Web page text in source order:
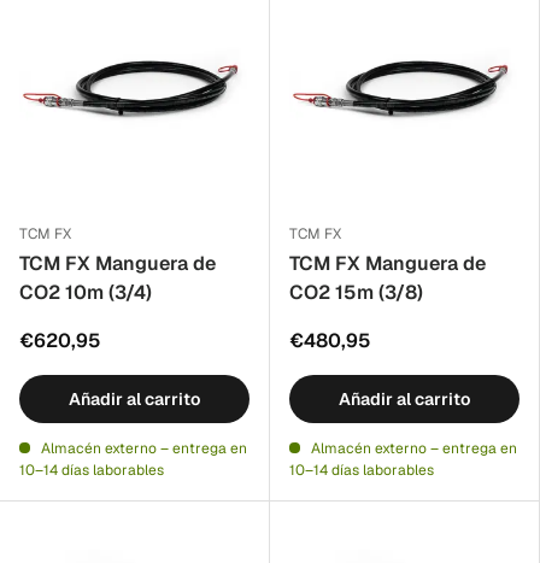
TCM FX
TCM FX Manguera de
CO2 10m (3/4)
€620,95
Añadir al carrito
Almacén externo – entrega en
10–14 días laborables
TCM FX
TCM FX Manguera de
CO2 15m (3/8)
€480,95
Añadir al carrito
Almacén externo – entrega en
10–14 días laborables